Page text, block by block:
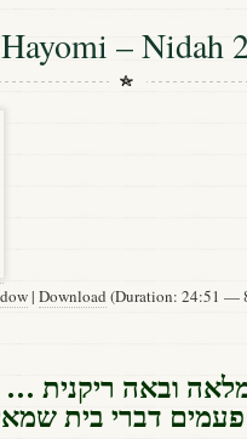
– Nidah
| Download (Duration: 24:51 —
ובאה ריקנית …
דברי בית